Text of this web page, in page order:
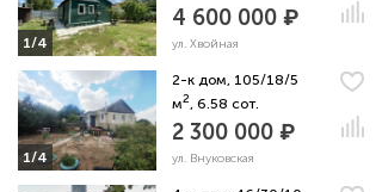
1/4
4 600 000 ₽
ул. Хвойная
1/4
2-к дом, 105/18/5
м2, 6.58 сот.
2 300 000 ₽
ул. Внуковская